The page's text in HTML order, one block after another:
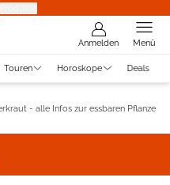
Anmelden Menü
Touren Horoskope Deals
- alle Infos zur essbaren Pflanze